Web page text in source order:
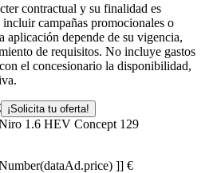
contractual y su finalidad es
campañas promocionales o
aplicación depende de su vigencia,
de requisitos. No incluye gastos
el concesionario la disponibilidad,
¡Solicita tu oferta!
1.6 HEV Concept 129
]] €